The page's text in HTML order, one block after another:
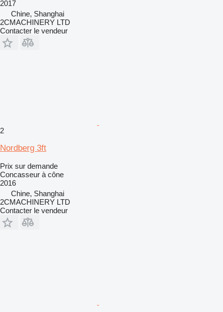
2017
Chine, Shanghai
2CMACHINERY LTD
Contacter le vendeur
2
Nordberg 3ft
Prix sur demande
Concasseur à cône
2016
Chine, Shanghai
2CMACHINERY LTD
Contacter le vendeur